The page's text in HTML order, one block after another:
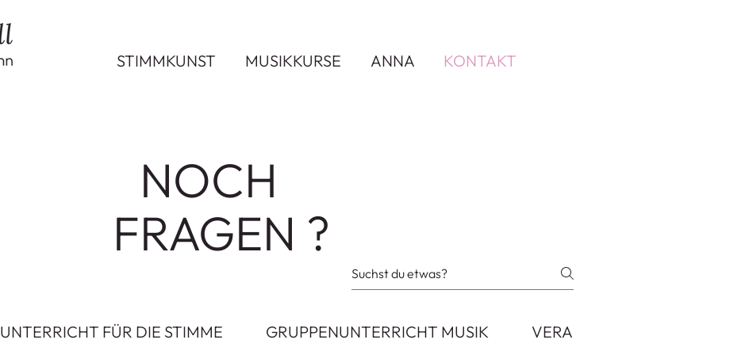
STIMMKUNST MUSIKKURSE ANNA KONTAKT
UNTERRICHT FÜR DIE STIMME GRUPPENUNTERRICHT MUSIK VERANSTALTUNGEN
NOCH
FRAGEN ?